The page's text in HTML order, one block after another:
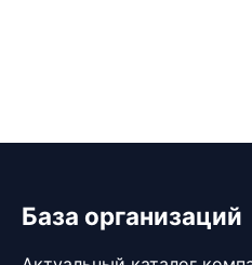
База организаций